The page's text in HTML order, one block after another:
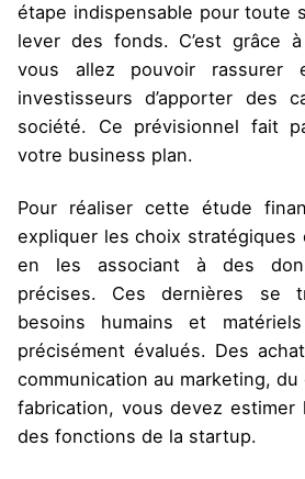
étape indispensable pour toute
lever des fonds. C’est grâce
vous allez pouvoir rassurer
investisseurs d’apporter des
société. Ce prévisionnel fait
votre business plan.
Pour réaliser cette étude
expliquer les choix stratégiques
en les associant à des
précises. Ces dernières se
besoins humains et
précisément évalués. Des
communication au marketing,
fabrication, vous devez estimer
des fonctions de la startup.